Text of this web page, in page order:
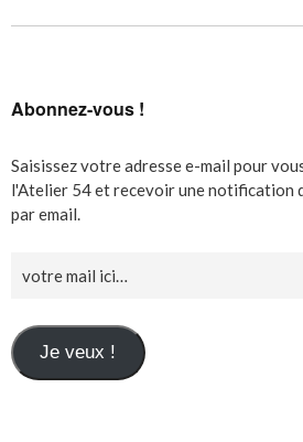
Abonnez-vous !
Saisissez votre adresse e-mail pour
l'Atelier 54 et recevoir une notification
par email.
Je veux !